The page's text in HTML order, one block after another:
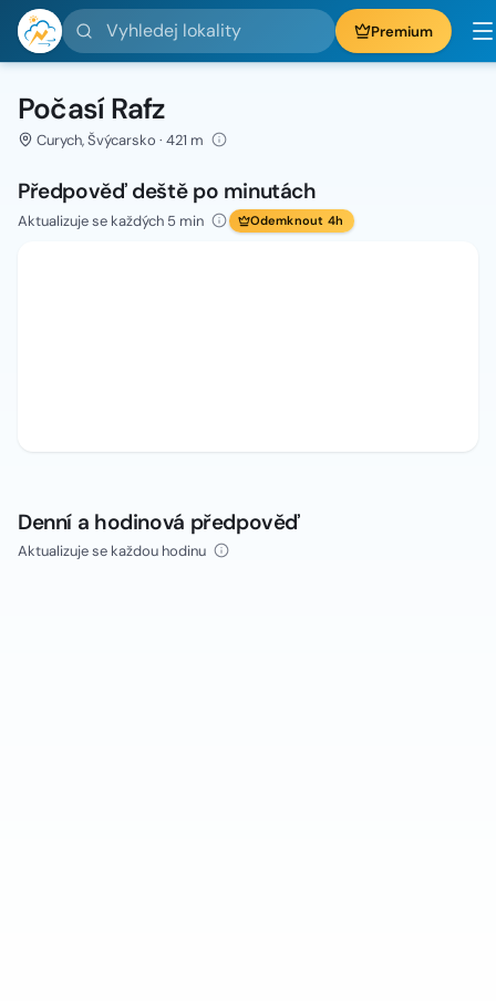
Vyhledej lokality Premium
Počasí Rafz
Curych, Švýcarsko · 421 m
Předpověď deště po minutách
Aktualizuje se každých 5 min Odemknout 4h
Denní a hodinová předpověď
Aktualizuje se každou hodinu